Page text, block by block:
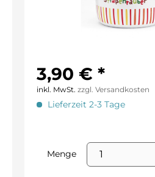
3,90 € *
inkl. MwSt. zzgl. Versandkosten
Lieferzeit 2-3 Tage
Menge